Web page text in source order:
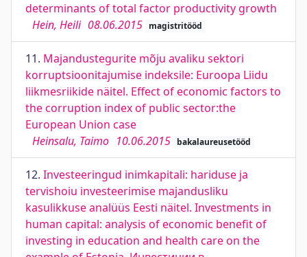
determinants of total factor productivity growth
Hein, Heili 08.06.2015 magistritööd
11. Majandustegurite mõju avaliku sektori
korruptsioonitajumise indeksile: Euroopa Liidu
liikmesriikide näitel. Effect of economic factors to
the corruption index of public sector:the
European Union case
Heinsalu, Taimo 10.06.2015 bakalaureusetööd
12. Investeeringud inimkapitali: hariduse ja
tervishoiu investeerimise majandusliku
kasulikkuse analüüs Eesti näitel. Investments in
human capital: analysis of economic benefit of
investing in education and health care on the